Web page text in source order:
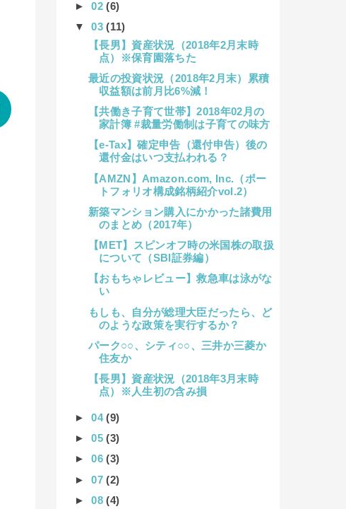
►02(6)
▼03(11)
【長男】資産状況（2018年2月末時
点）※保育園落ちた
最近の投資状況（2018年2月末）累積
収益額は前月比6%減！
【共働き子育て世帯】2018年02月の
家計簿 #裁量労働制は子育ての味方
【e-Tax】確定申告（還付申告）後の
還付金はいつ支払われる？
【AMZN】Amazon.com, Inc.（ポー
トフォリオ構成銘柄紹介vol.2）
新築マンション購入にかかった諸費用
のまとめ（2017年）
【MET】スピンオフ時の米国株の取扱
について（SBI証券編）
【おもちゃレビュー】救急車は泳がな
い
もしも、自分が総理大臣だったら、ど
のような政策を実行するか？
パーク○○、シティ○○、三井か三菱か
住友か
【長男】資産状況（2018年3月末時
点）※人生初の含み損
►04(9)
►05(3)
►06(3)
►07(2)
►08(4)